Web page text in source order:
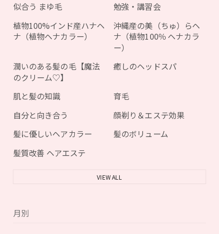
似合う まゆ毛
勉強・講習会
植物100%インド産ハナヘ
ナ（植物ヘナカラー）
沖縄産の美（ちゅ）らヘ
ナ（植物100％ ヘナカラ
ー）
潤いのある髪の毛【魔法
のクリーム♡】
癒しのヘッドスパ
肌と髪の知識
育毛
自分と向き合う
顔剃り＆エステ効果
髪に優しいヘアカラー
髪のボリューム
髪質改善 ヘアエステ
VIEW ALL
月別